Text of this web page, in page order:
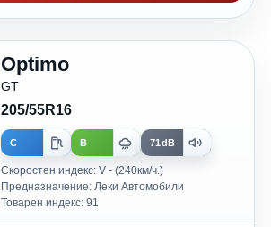
Optimo
GT
205/55R16
C B 71dB
Скоростен индекс: V - (240км/ч.)
Предназначение: Леки Автомобили
Товарен индекс: 91